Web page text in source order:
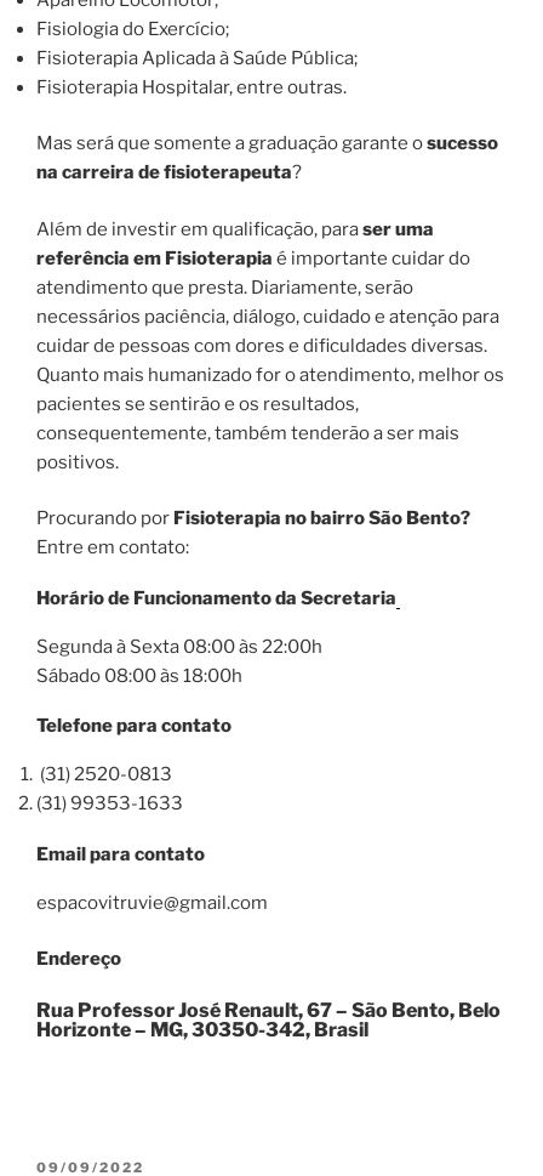
Fisiologia do Exercício;
Fisioterapia Aplicada à Saúde Pública;
Fisioterapia Hospitalar, entre outras.
Mas será que somente a graduação garante osucesso
na carreira de fisioterapeuta?
Além de investir em qualificação, paraser uma
referência em Fisioterapia é importante cuidar do
atendimento que presta. Diariamente, serão
necessários paciência, diálogo, cuidado e atenção para
cuidar de pessoas com dores e dificuldades diversas.
Quanto mais humanizado for o atendimento, melhor os
pacientes se sentirão e os resultados,
consequentemente, também tenderão a ser mais
positivos.
Procurando por Fisioterapia no bairro São Bento?
Entre em contato:
Horário de Funcionamento da Secretaria
Segunda à Sexta 08:00 às 22:00h
Sábado 08:00 às 18:00h
Telefone para contato
(31) 2520-0813
(31) 99353-1633
Email para contato
espacovitruvie@gmail.com
Endereço
Rua Professor José Renault, 67 – São Bento, Belo
Horizonte – MG, 30350-342, Brasil
09/09/2022